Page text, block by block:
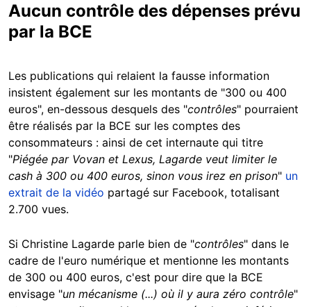
Aucun contrôle des dépenses prévu
par la BCE
Les publications qui relaient la fausse information
insistent également sur les montants de "300 ou 400
euros", en-dessous desquels des "contrôles" pourraient
être réalisés par la BCE sur les comptes des
consommateurs : ainsi de cet internaute qui titre
"Piégée par Vovan et Lexus, Lagarde veut limiter le
cash à 300 ou 400 euros, sinon vous irez en prison" un
extrait de la vidéo partagé sur Facebook, totalisant
2.700 vues.
Si Christine Lagarde parle bien de "contrôles" dans le
cadre de l'euro numérique et mentionne les montants
de 300 ou 400 euros, c'est pour dire que la BCE
envisage "un mécanisme (...) où il y aura zéro contrôle"